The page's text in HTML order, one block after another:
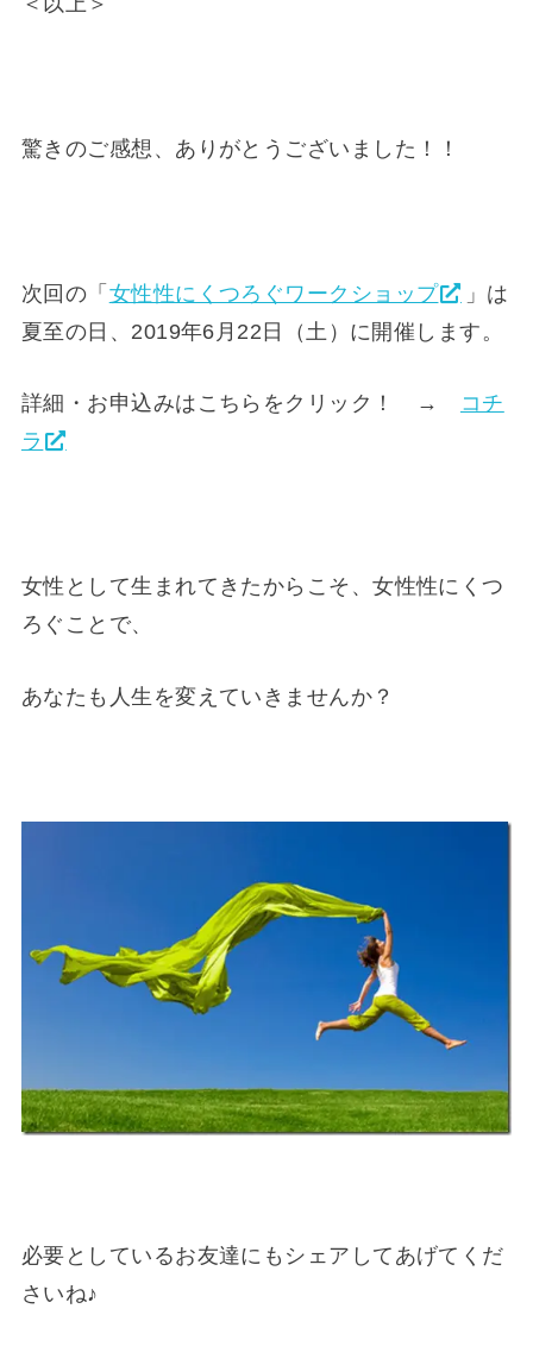
驚きのご感想、ありがとうございました！！
次回の「 女性性にくつろぐワークショップ
」は
夏至の日、2019年6月22日（土）に開催します。
詳細・お申込みはこちらをクリック！ →
コチ
ラ
女性として生まれてきたからこそ、女性性にくつ
ろぐことで、
あなたも人生を変えていきませんか？
必要としているお友達にもシェアしてあげてくだ
さいね♪